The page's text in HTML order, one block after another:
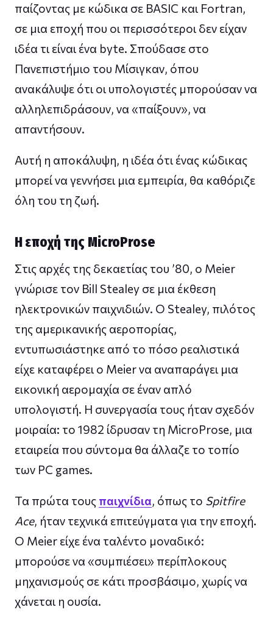
παίζοντας με κώδικα σε BASIC και Fortran,
σε μια εποχή που οι περισσότεροι δεν είχαν
ιδέα τι είναι ένα byte. Σπούδασε στο
Πανεπιστήμιο του Μίσιγκαν, όπου
ανακάλυψε ότι οι υπολογιστές μπορούσαν να
αλληλεπιδράσουν, να «παίξουν», να
απαντήσουν.
Αυτή η αποκάλυψη, η ιδέα ότι ένας κώδικας
μπορεί να γεννήσει μια εμπειρία, θα καθόριζε
όλη του τη ζωή.
Η εποχή της MicroProse
Στις αρχές της δεκαετίας του ’80, ο Meier
γνώρισε τον Bill Stealey σε μια έκθεση
ηλεκτρονικών παιχνιδιών. Ο Stealey, πιλότος
της αμερικανικής αεροπορίας,
εντυπωσιάστηκε από το πόσο ρεαλιστικά
είχε καταφέρει ο Meier να αναπαράγει μια
εικονική αερομαχία σε έναν απλό
υπολογιστή. Η συνεργασία τους ήταν σχεδόν
μοιραία: το 1982 ίδρυσαν τη MicroProse, μια
εταιρεία που σύντομα θα άλλαζε το τοπίο
των PC games.
Τα πρώτα τους παιχνίδια, όπως το Spitfire
Ace, ήταν τεχνικά επιτεύγματα για την εποχή.
Ο Meier είχε ένα ταλέντο μοναδικό:
μπορούσε να «συμπιέσει» περίπλοκους
μηχανισμούς σε κάτι προσβάσιμο, χωρίς να
χάνεται η ουσία.